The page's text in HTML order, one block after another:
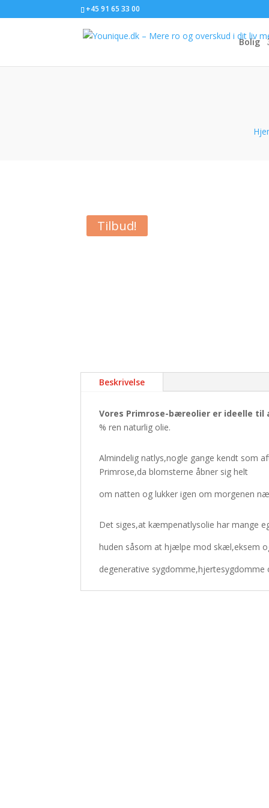
+45 91 65 33 00
Bolig
Tilbud!
Beskrivelse
Vores Primrose-bæreolier er ideelle
% ren naturlig olie.
Almindelig natlys,nogle gange kendt som
Primrose,da blomsterne åbner sig helt
om natten og lukker igen om morgenen
Det siges,at kæmpenatlysolie har mange
huden såsom at hjælpe mod skæl,eksem
degenerative sygdomme,hjertesygdomme